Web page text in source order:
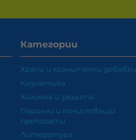
Категории
Храни и хранителни добавки
Козметика
Хигиена и защита
Перилни и почистващи
препарати
Литература